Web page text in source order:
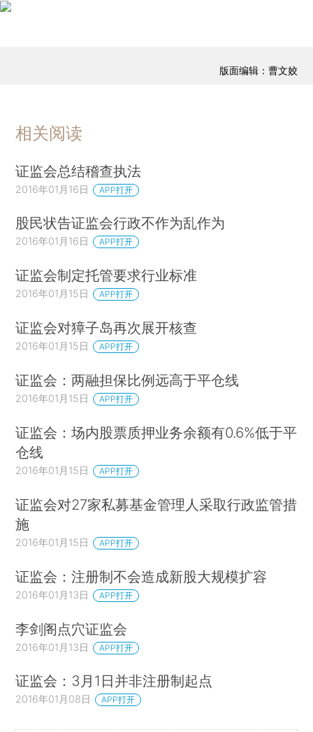
版面编辑：曹文姣
相关阅读
证监会总结稽查执法
2016年01月16日 APP打开
股民状告证监会行政不作为乱作为
2016年01月16日 APP打开
证监会制定托管要求行业标准
2016年01月15日 APP打开
证监会对獐子岛再次展开核查
2016年01月15日 APP打开
证监会：两融担保比例远高于平仓线
2016年01月15日 APP打开
证监会：场内股票质押业务余额有0.6%低于平
仓线
2016年01月15日 APP打开
证监会对27家私募基金管理人采取行政监管措
施
2016年01月15日 APP打开
证监会：注册制不会造成新股大规模扩容
2016年01月13日 APP打开
李剑阁点穴证监会
2016年01月13日 APP打开
证监会：3月1日并非注册制起点
2016年01月08日 APP打开